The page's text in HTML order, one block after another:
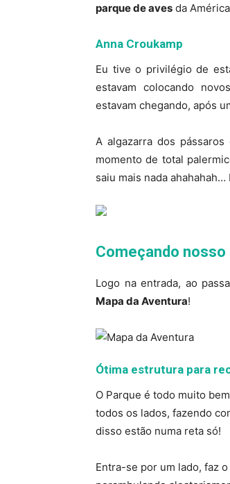
parque de aves da
Anna Croukamp
Eu tive o privilégio de
estavam colocando
estavam chegando, após
A algazarra dos
momento de total
saiu mais nada
Começando
Logo na entrada, ao
Mapa da Aventura!
Ótima estrutura para
O Parque é todo muito
todos os lados, fazendo
disso estão numa reta só!
Entra-se por um lado, faz